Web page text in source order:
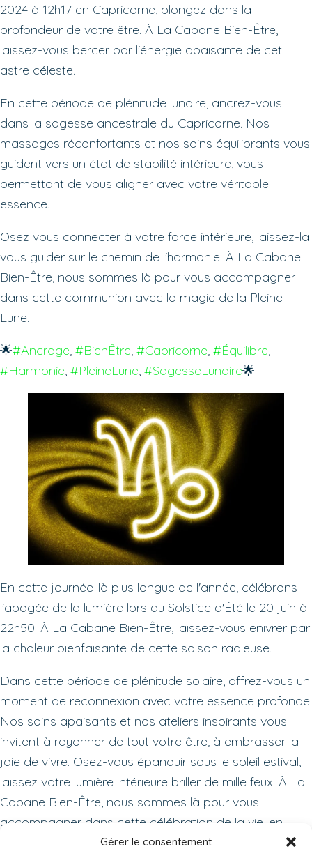
Gérer le consentement
2024 à 12h17 en Capricorne, plongez dans la
profondeur de votre être. À La Cabane Bien-Être,
laissez-vous bercer par l'énergie apaisante de cet
astre céleste.
En cette période de plénitude lunaire, ancrez-vous
dans la sagesse ancestrale du Capricorne. Nos
massages réconfortants et nos soins équilibrants vous
guident vers un état de stabilité intérieure, vous
permettant de vous aligner avec votre véritable
essence.
Osez vous connecter à votre force intérieure, laissez-la
vous guider sur le chemin de l'harmonie. À La Cabane
Bien-Être, nous sommes là pour vous accompagner
dans cette communion avec la magie de la Pleine
Lune.
🌟#Ancrage, #BienÊtre, #Capricorne, #Équilibre
#Harmonie, #PleineLune, #SagesseLunaire🌟
En cette journée-là plus longue de l'année, célébrons
l'apogée de la lumière lors du Solstice d'Été le 20 juin à
22h50. À La Cabane Bien-Être, laissez-vous enivrer par
la chaleur bienfaisante de cette saison radieuse.
Dans cette période de plénitude solaire, offrez-vous un
moment de reconnexion avec votre essence profonde.
Nos soins apaisants et nos ateliers inspirants vous
invitent à rayonner de tout votre être, à embrasser la
joie de vivre. Osez-vous épanouir sous le soleil estival,
laissez votre lumière intérieure briller de mille feux. À La
Cabane Bien-Être, nous sommes là pour vous
accompagner dans cette célébration de la vie, en
symbiose avec la magie du Solstice.